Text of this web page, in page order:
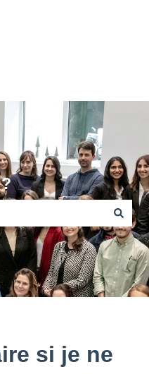
les traductions
de recherche est vide.
si je ne